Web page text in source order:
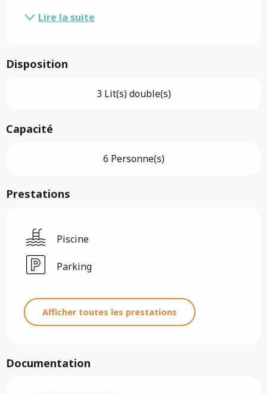
Lire la suite
Disposition
3 Lit(s) double(s)
Capacité
6 Personne(s)
Prestations
Piscine
Parking
Afficher toutes les prestations
Documentation